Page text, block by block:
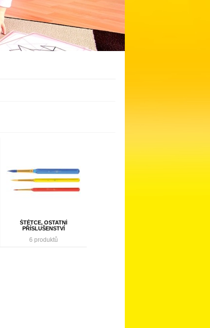
ŠTĚTCE, OSTATNÍ
PŘÍSLUŠENSTVÍ
6 produktů